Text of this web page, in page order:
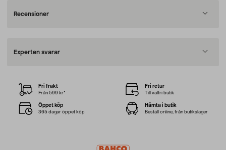
Recensioner
Experten svarar
Fri frakt
Från 599 kr*
Fri retur
Till valfri butik
Öppet köp
365 dagar öppet köp
Hämta i butik
Beställ online, från butikslager